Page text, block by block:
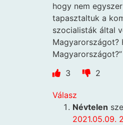
hogy nem
tapasztaltuk a
szocialisták által
Magyarországot?
Magyarországot?”
3
2
Válasz
Névtelen
2021.05.09.